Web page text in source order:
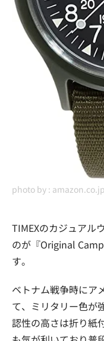
photo by : amazon.co.jp
TIMEXのカジュアル
のが『Original
す。
ベトナム戦争時にア
て、ミリタリー色が
認性の高さは折り紙